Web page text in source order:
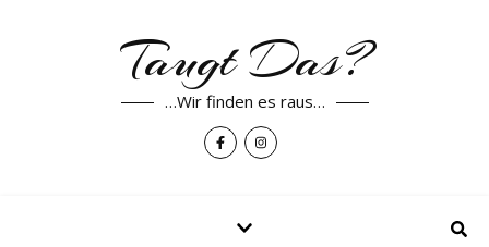
Taugt Das?
…Wir finden es raus…